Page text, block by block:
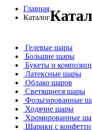
Главная
Каталог
Гелевые шары
Большие шары
Букеты и
Латексные шары
Облако шаров
Светящиеся шары
Фольгированные
Ходячие шары
Хромированные
Шарики с конфетти